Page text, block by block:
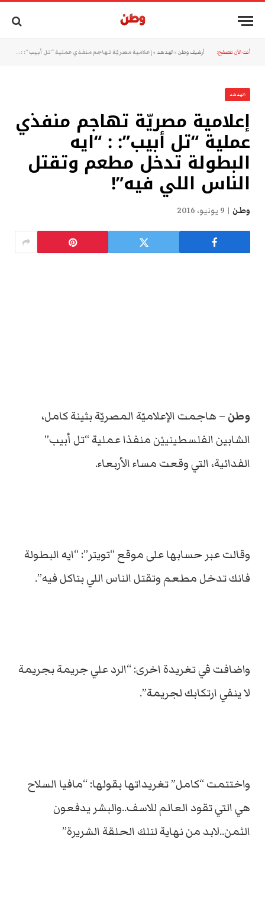
أنت الآن تتصفح: أرشيف وطن »الهدهد »إعلامية مصريّة تهاجم منفذي عملية “تل أبيب”: : “ايه البطولة تدخل مطعم وتقتل الناس اللي فيه”!
الهدهد
إعلامية مصريّة تهاجم منفذي
عملية “تل أبيب”: : “ايه
البطولة تدخل مطعم وتقتل
الناس اللي فيه”!
وطن 9 يونيو، 2016
وطن – هاجمت الإعلاميّة المصريّة بثينة كامل،
الشابين الفلسطينييْن منفذا عملية “تل أبيب”
الفدائية، التي وقعت مساء الأربعاء.
وقالت عبر حسابها على موقع “تويتر”: “ايه البطولة
فانك تدخل مطعم وتقتل الناس اللي بتاكل فيه”.
واضافت في تغريدة اخرى: “الرد علي جريمة بجريمة
لا ينفي ارتكابك لجريمة”.
واختتمت “كامل” تغريداتها بقولها: “مافيا السلاح
هي التي تقود العالم للاسف..والبشر يدفعون
الثمن..لابد من نهاية لتلك الحلقة الشريرة”